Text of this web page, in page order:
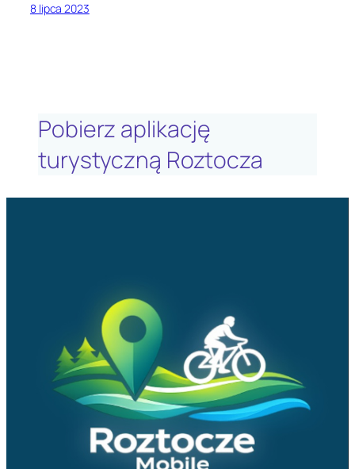
8 lipca 2023
Pobierz aplikację
turystyczną Roztocza